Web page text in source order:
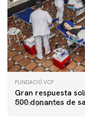
FUNDACIÓ VCF
Gran respuesta
500 donantes de
06 agosto 2026